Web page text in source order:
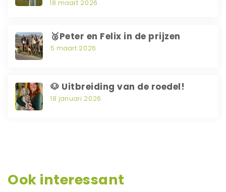
18 maart 2026
🥈Peter en Felix in de prijzen
5 maart 2026
🐶 Uitbreiding van de roedel!
18 januari 2026
Ook interessant